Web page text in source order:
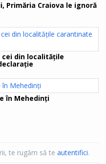
Primăria Craiova le ignoră
cei din localitățile
în Mehedinţi
te rugăm să te autentifici.